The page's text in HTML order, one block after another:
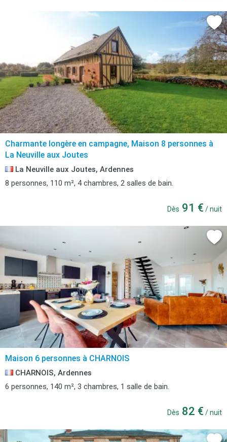
Charmante longère en campagne, Maison 8 personnes à
La Neuville aux Joutes
La Neuville aux Joutes, Ardennes
8 personnes, 110 m², 4 chambres, 2 salles de bain.
Dès 91 € / nuit
Maison 6 personnes à CHARNOIS
CHARNOIS, Ardennes
6 personnes, 140 m², 3 chambres, 1 salle de bain.
Dès 82 € / nuit